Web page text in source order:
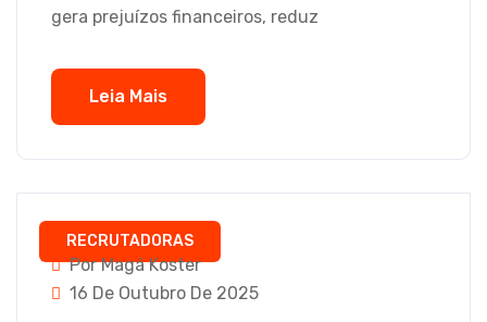
gera prejuízos financeiros, reduz
Leia Mais
RECRUTADORAS
Por Magá Koster
16 De Outubro De 2025